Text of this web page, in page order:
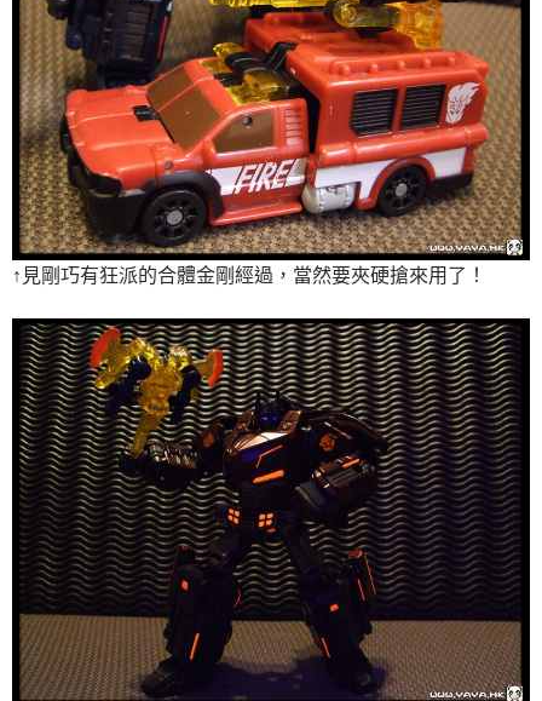
↑見剛巧有狂派的合體金剛經過，當然要夾硬搶來用了！